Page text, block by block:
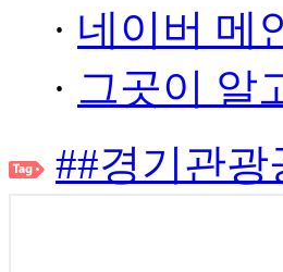
· 네이버 메
· 그곳이 알
##경기관광